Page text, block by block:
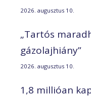
2026. augusztus 10.
„Tartós
gázolajhiány”
2026. augusztus 10.
1,8 millióan